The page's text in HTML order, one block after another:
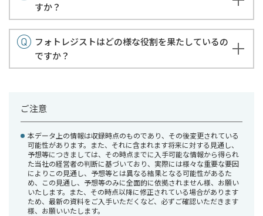
すか？
フォトレジストはどの様な役割を果たしているの
ですか？
ご注意
本データ上の情報は収録時点のものであり、その後変更されている
可能性があります。また、それに含まれます将来に対する見通し、
予想等につきましては、その時点までに入手可能な情報から得られ
た当社の経営者の判断に基づいており、実際には様々な重要な要因
によりこの見通し、予想等とは異なる結果となる可能性があるた
め、この見通し、予想等のみに全面的に依拠されません様、お願い
いたします。また、その時点以降に修正されている場合があります
ため、最新の資料をご入手いただくなど、必ずご確認いただきます
様、お願いいたします。